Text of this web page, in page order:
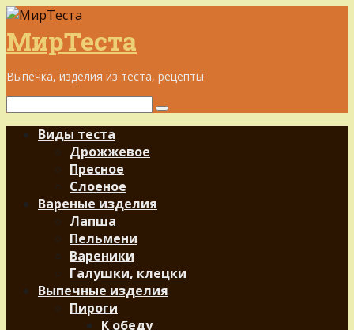
Перейти
к
контенту
МирТеста
Выпечка, изделия из теста, рецепты
Поиск:
Виды теста
Дрожжевое
Пресное
Слоеное
Вареные изделия
Лапша
Пельмени
Вареники
Галушки, клецки
Выпечные изделия
Пироги
К обеду